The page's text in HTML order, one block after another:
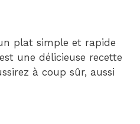
plat simple et rapide
une délicieuse recette
à coup sûr, aussi